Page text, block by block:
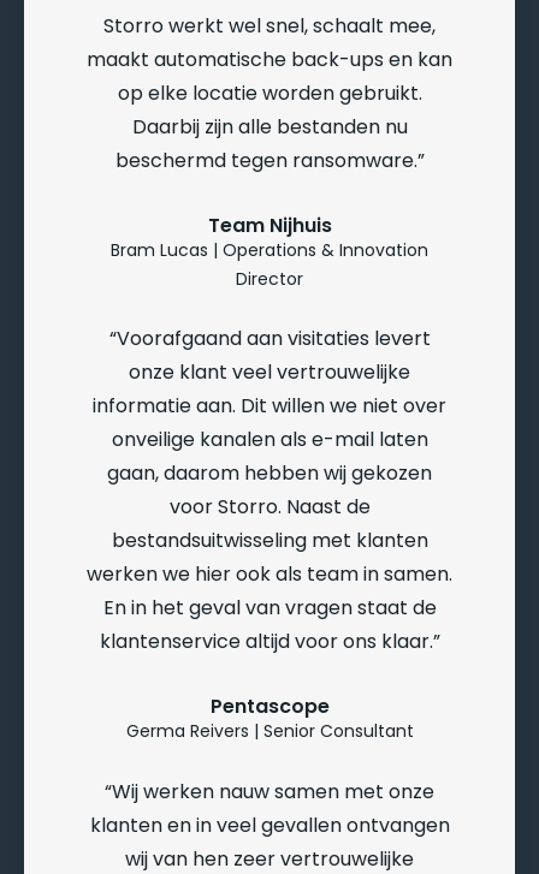
Storro werkt wel snel, schaalt mee,
maakt automatische back-ups en kan
op elke locatie worden gebruikt.
Daarbij zijn alle bestanden nu
beschermd tegen ransomware.
Team Nijhuis
Bram Lucas | Operations & Innovation
Director
Voorafgaand aan visitaties levert
onze klant veel vertrouwelijke
informatie aan. Dit willen we niet over
onveilige kanalen als e-mail laten
gaan, daarom hebben wij gekozen
voor Storro. Naast de
bestandsuitwisseling met klanten
werken we hier ook als team in samen.
En in het geval van vragen staat de
klantenservice altijd voor ons klaar.
Pentascope
Germa Reivers | Senior Consultant
Wij werken nauw samen met onze
klanten en in veel gevallen ontvangen
wij van hen zeer vertrouwelijke